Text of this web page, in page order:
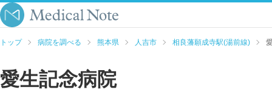
トップ 病院を調べる 熊本県 人吉市 相良藩願成寺駅(湯前線)
愛生記念病院